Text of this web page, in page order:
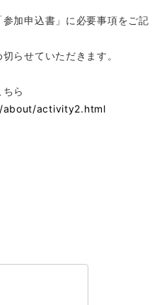
加申込書」に必要事項をご記
らせていただきます。
ら
activity2.html